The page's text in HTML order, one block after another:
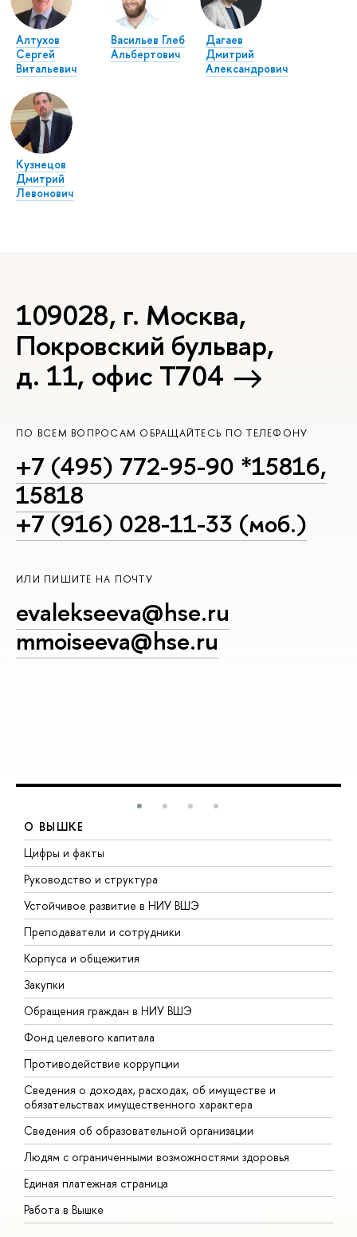
Алтухов
Сергей
Витальевич
Васильев Глеб
Альбертович
Дагаев
Дмитрий
Александрович
Кузнецов
Дмитрий
Левонович
109028, г. Москва,
Покровский бульвар,
д. 11, офис Т704
ПО ВСЕМ ВОПРОСАМ ОБРАЩАЙТЕСЬ ПО ТЕЛЕФОНУ
+7 (495) 772-95-90 *15816,
15818
+7 (916) 028-11-33 (моб.)
ИЛИ ПИШИТЕ НА ПОЧТУ
evalekseeva@hse.ru
mmoiseeva@hse.ru
О ВЫШКЕ
Цифры и факты
Руководство и структура
Устойчивое развитие в НИУ ВШЭ
Преподаватели и сотрудники
Корпуса и общежития
Закупки
Обращения граждан в НИУ ВШЭ
Фонд целевого капитала
Противодействие коррупции
Сведения о доходах, расходах, об имуществе и
обязательствах имущественного характера
Сведения об образовательной организации
Людям с ограниченными возможностями здоровья
Единая платежная страница
Работа в Вышке